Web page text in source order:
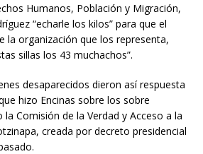
Humanos, Población y Migración,
“echarle los kilos” para que el
la organización que los representa,
sillas los 43 muchachos”.
desaparecidos dieron así respuesta
hizo Encinas sobre los sobre
Comisión de la Verdad y Acceso a la
creada por decreto presidencial